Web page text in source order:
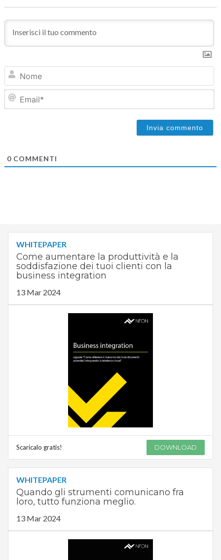
0COMMENTI
WHITEPAPER
Come aumentare la produttività e la
soddisfazione dei tuoi clienti con la
business integration
13 Mar 2024
Scaricalo gratis! DOWNLOAD
WHITEPAPER
Quando gli strumenti comunicano fra
loro, tutto funziona meglio.
13 Mar 2024